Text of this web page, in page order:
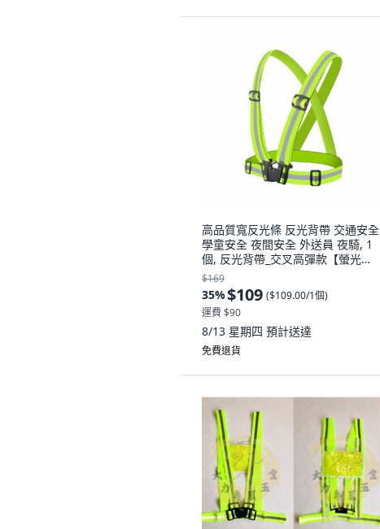
高品質寬反光條 反光背帶 交通安全
學童安全 夜間安全 外送員 夜騎, 1
個, 反光背帶_交叉高彈款【螢光
綠】, 螢光綠
$169
35%$109 ($109.00/1個)
運費 $90
8/13 星期四 預計送達
免費退貨